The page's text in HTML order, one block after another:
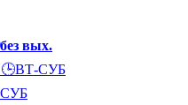
вых.
🕒ВТ-СУБ